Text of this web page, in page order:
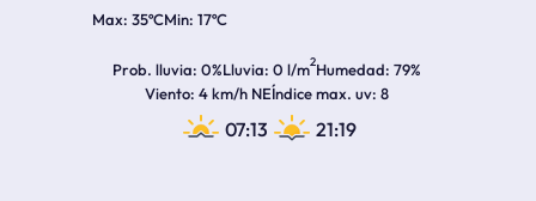
35ºC 17ºC
Prob. lluvia 0%Lluvia 0 l/m2Humedad 79%
Viento 4 km/h NEÍndice max. uv 8
07:13 21:19